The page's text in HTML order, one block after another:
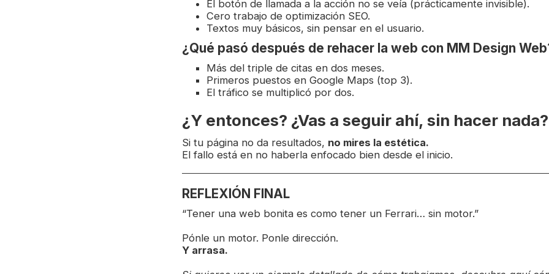
El botón de llamada a la acción no se veía (prácticamente invisible).
Cero trabajo de optimización SEO.
Textos muy básicos, sin pensar en el usuario.
¿Qué pasó después de rehacer la web con MM Design
Más del triple de citas en dos meses.
Primeros puestos en Google Maps (top 3).
El tráfico se multiplicó por dos.
¿Y entonces? ¿Vas a seguir ahí, sin hacer nada?
Si tu página no da resultados, no mires la estética.
El fallo está en no haberla enfocado bien desde el inicio.
REFLEXIÓN FINAL
“Tener una web bonita es como tener un Ferrari… sin motor.”
Pónle un motor. Ponle dirección.
Y arrasa.